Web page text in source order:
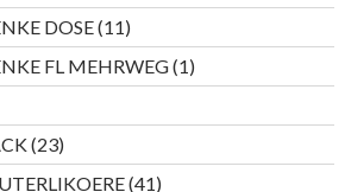
DOSE 1111
Produkte
FL MEHRWEG 11
Produkt
2323
Produkte
4141